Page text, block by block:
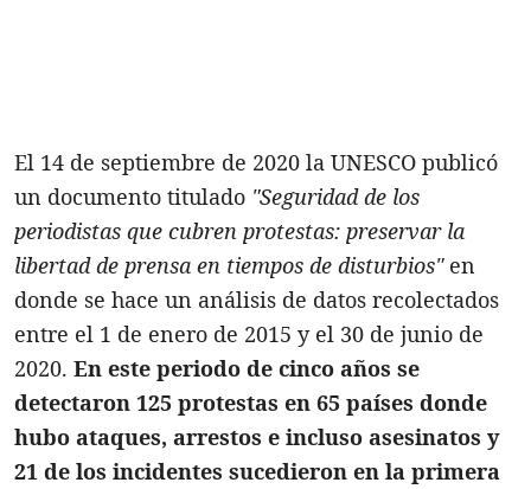
El 14 de septiembre de 2020 la UNESCO publicó
un documento titulado "Seguridad de los
periodistas que cubren protestas: preservar la
libertad de prensa en tiempos de disturbios"en
donde se hace un análisis de datos recolectados
entre el 1 de enero de 2015 y el 30 de junio de
2020. En este periodo de cinco años se
detectaron 125 protestas en 65 países donde
hubo ataques, arrestos e incluso asesinatos y
21 de los incidentes sucedieron en la primera